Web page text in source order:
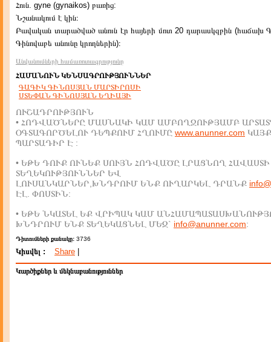
Հուն. gyne (gynaikos) բառից:
Նշանակում է կին։
Բավական տարածված անուն էր հայերի մոտ 20 դարասկզբին (հաճախ
Գինովաբե անունը կրողներին)։
Անվանումների համառոտագրությունը
ՀԱՄԱՆՈՒՆ ԿԵՆՍԱԳՐՈՒԹՅՈՒՆՆԵՐ
ԳԱԳԻԿ ԳԻՆՈՍՅԱՆ ՄԱՐՏԻՐՈՍԻ
ՍՏԵՓԱՆ ԳԻՆՈՍՅԱՆ ԵՂԻԱՅԻ
ՈՒՇԱԴՐՈՒԹՅՈՒՆ
• ՀՈԴՎԱԾՆԵՐԸ ՄԱՍՆԱԿԻ ԿԱՄ ԱՄԲՈՂՋՈՒԹՅԱՄԲ
ՕԳՏԱԳՈՐԾԵԼՈՒ ԴԵՊՔՈՒՄ ՀՂՈՒՄԸ www.anunner.com
ՊԱՐՏԱԴԻՐ Է :
• ԵԹԵ ԴՈՒՔ ՈՒՆԵՔ ՍՈՒՅՆ ՀՈԴՎԱԾԸ ԼՐԱՑՆՈՂ ՀԱՎԱՍՏԻ
ՏԵՂԵԿՈՒԹՅՈՒՆՆԵՐ ԵՎ
ԼՈՒՍԱՆԿԱՐՆԵՐ,ԽՆԴՐՈՒՄ ԵՆՔ ՈՒՂԱՐԿԵԼ ԴՐԱՆՔ
ԷԼ. ՓՈՍՏԻՆ:
• ԵԹԵ ՆԿԱՏԵԼ ԵՔ ՎՐԻՊԱԿ ԿԱՄ
ԽՆԴՐՈՒՄ ԵՆՔ ՏԵՂԵԿԱՑՆԵԼ ՄԵԶ` info@anunner.com:
Դիտումների քանակը: 3736
Կիսվել : Share
Կարծիքներ և մեկնաբանություններ